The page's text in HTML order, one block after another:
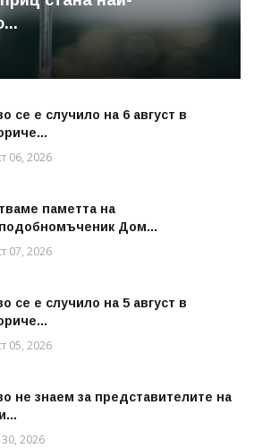
се е случило на 6 август в
06, 2026
паметта на
Дом...
07, 2026
се е случило на 5 август в
05, 2026
не знаем за представителите на
2026